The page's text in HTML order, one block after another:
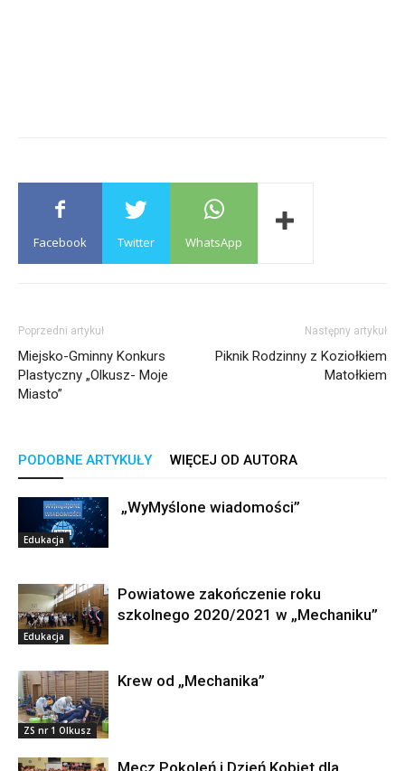
Facebook Twitter WhatsApp
Poprzedni artykuł
Miejsko-Gminny Konkurs
Plastyczny „Olkusz- Moje
Miasto”
Następny artykuł
Piknik Rodzinny z Koziołkiem
Matołkiem
PODOBNE ARTYKUŁY WIĘCEJ OD AUTORA
Edukacja
„WyMyślone wiadomości”
Edukacja
Powiatowe zakończenie roku
szkolnego 2020/2021 w „Mechaniku”
ZS nr 1 Olkusz
Krew od „Mechanika”
Mecz Pokoleń i Dzień Kobiet dla